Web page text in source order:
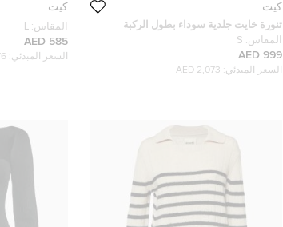
كيت
تنورة خايت جلدية سوداء بطول الركبة
صغيرة
المقاس: S
999 AED
السعر المبدئي: 2,073 AED
كيت
المقاس: L
585 AED
السعر المبدئي: